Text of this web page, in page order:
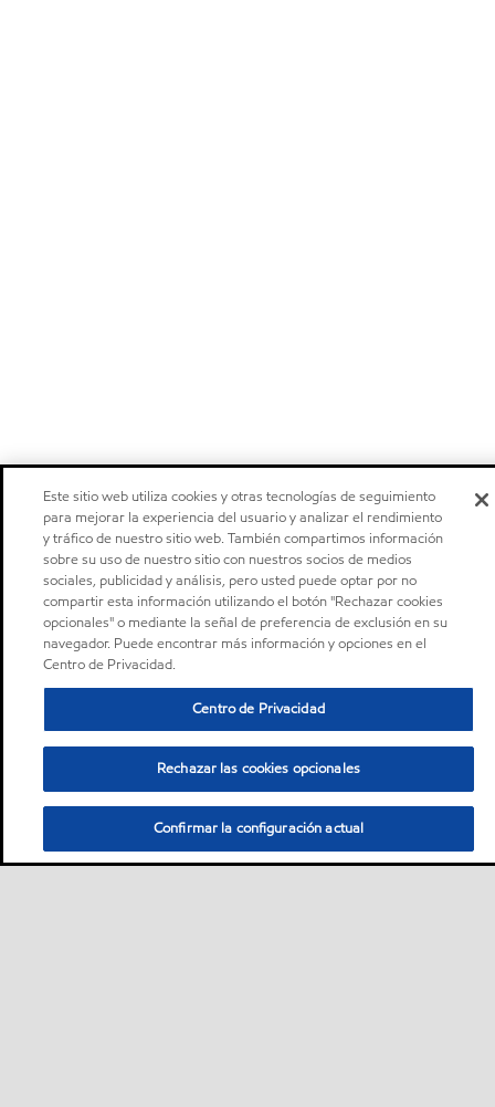
Este sitio web utiliza cookies y otras tecnologías de seguimiento
para mejorar la experiencia del usuario y analizar el rendimiento
y tráfico de nuestro sitio web. También compartimos información
sobre su uso de nuestro sitio con nuestros socios de medios
sociales, publicidad y análisis, pero usted puede optar por no
compartir esta información utilizando el botón "Rechazar cookies
opcionales" o mediante la señal de preferencia de exclusión en su
navegador. Puede encontrar más información y opciones en el
Centro de Privacidad.
Centro de Privacidad
Rechazar las cookies opcionales
Confirmar la configuración actual